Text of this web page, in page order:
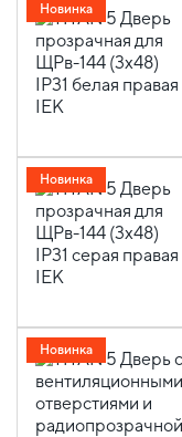
Новинка
Новинка
Новинка